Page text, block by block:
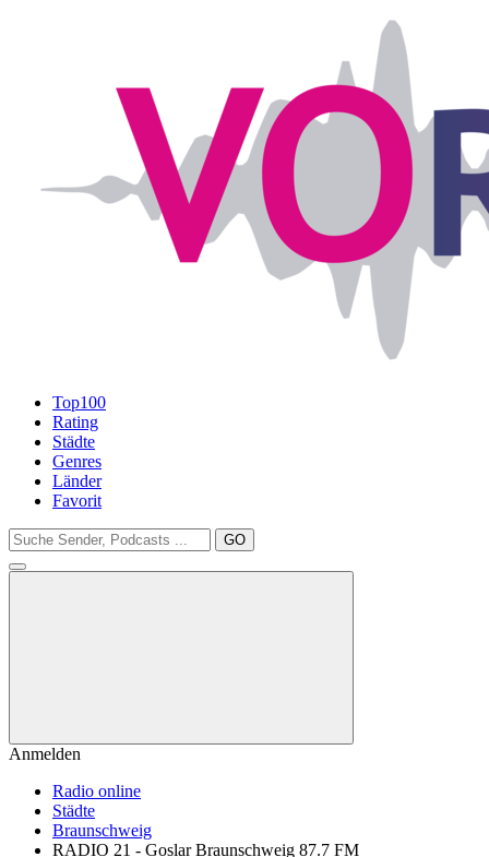
Top100
Rating
Städte
Genres
Länder
Favorit
GO
Anmelden
Radio online
Städte
Braunschweig
RADIO 21 - Goslar Braunschweig 87.7 FM